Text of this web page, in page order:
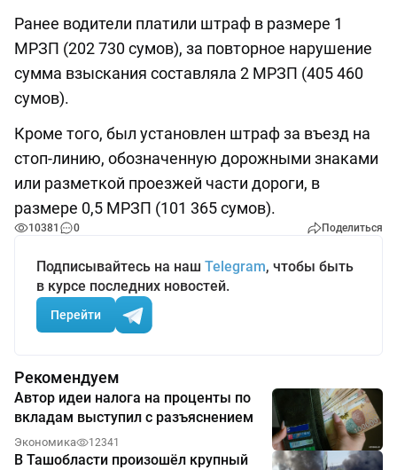
Ранее водители платили штраф в размере 1
МРЗП (202 730 сумов), за повторное нарушение
сумма взыскания составляла 2 МРЗП (405 460
сумов).
Кроме того, был установлен штраф за въезд на
стоп-линию, обозначенную дорожными знаками
или разметкой проезжей части дороги, в
размере 0,5 МРЗП (101 365 сумов).
10381 0 Поделиться
Подписывайтесь на наш Telegram, чтобы быть
в курсе последних новостей.
Перейти
Рекомендуем
Автор идеи налога на проценты по
вкладам выступил с разъяснением
Экономика 12341
В Ташобласти произошёл крупный